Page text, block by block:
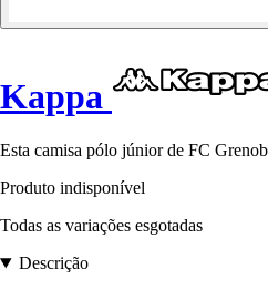
Kappa
Esta camisa pólo júnior de FC
Produto indisponível
Todas as variações esgotadas
Descrição